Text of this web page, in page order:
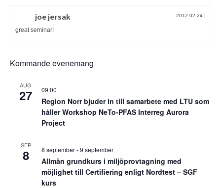
joe jersak 2012-02-24 |
great seminar!
Kommande evenemang
AUG
27 09:00
Region Norr bjuder in till samarbete med LTU som
håller Workshop NeTo-PFAS Interreg Aurora
Project
SEP
8 8 september-9 september
Allmän grundkurs i miljöprovtagning med
möjlighet till Certifiering enligt Nordtest – SGF
kurs